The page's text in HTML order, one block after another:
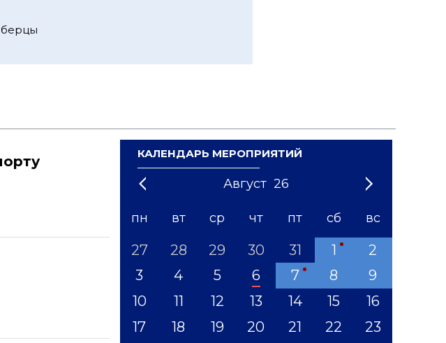
КАЛЕНДАРЬ МЕРОПРИЯТИЙ
Август 26
1 3 5 8 10 12
'21 '23 '24 '25 '26 '27 '28 '29 '31
пн вт ср чт пт сб вс
27 28 29 30 31 1
2
3
4 5 6 7 8
9
10
11 12 13 14 15
16
17
18 19 20 21 22
23